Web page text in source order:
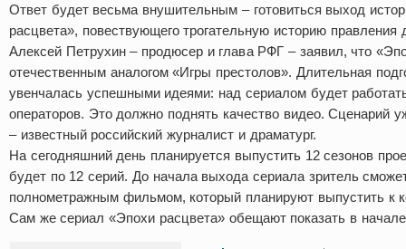
Ответ будет весьма внушительным – готовиться выход
расцвета», повествующего трогательную историю правления
Алексей Петрухин – продюсер и глава РФГ – заявил, что
отечественным аналогом «Игры престолов». Длительная
увенчалась успешными идеями: над сериалом будет
операторов. Это должно поднять качество видео. Сценарий
– известный российский журналист и драматург.
На сегодняшний день планируется выпустить 12 сезонов
будет по 12 серий. До начала выхода сериала зритель
полнометражным фильмом, который планируют выпустить к
Сам же сериал «Эпохи расцвета» обещают показать в